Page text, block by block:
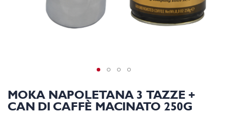
MOKA NAPOLETANA 3 TAZZE +
CAN DI CAFFÈ MACINATO 250G